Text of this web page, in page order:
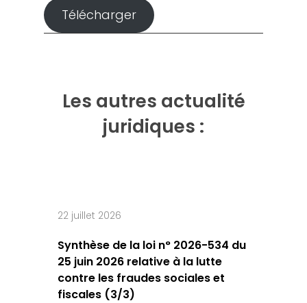
Télécharger
Les autres actualité
juridiques :
22 juillet 2026
Synthèse de la loi n° 2026-534 du
25 juin 2026 relative à la lutte
contre les fraudes sociales et
fiscales (3/3)